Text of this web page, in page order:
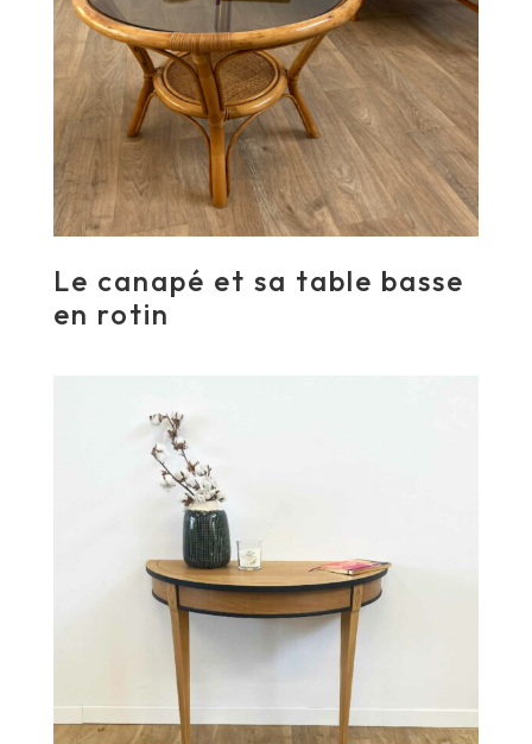
Le canapé et sa table basse
en rotin